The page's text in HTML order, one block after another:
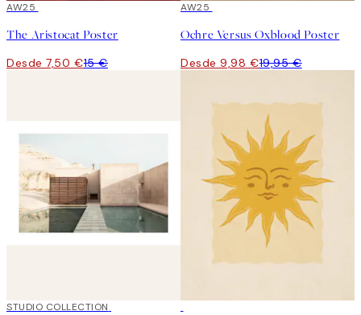
50%*
AW25
The Aristocat Poster
Desde 7,50 €15 €
50%*
AW25
Ochre Versus Oxblood Poster
Desde 9,98 €19,95 €
50%*
STUDIO COLLECTION